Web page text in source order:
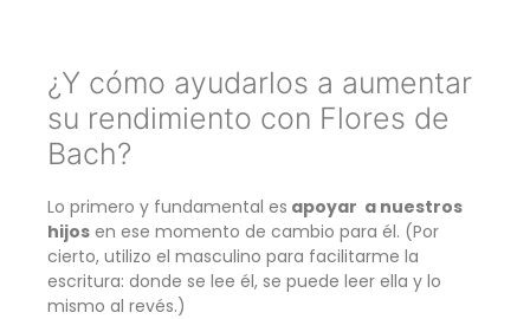
¿Y cómo ayudarlos a aumentar
su rendimiento con Flores de
Bach?
Lo primero y fundamental es apoyar a nuestros
hijos en ese momento de cambio para él. (Por
cierto, utilizo el masculino para facilitarme la
escritura: donde se lee él, se puede leer ella y lo
mismo al revés.)